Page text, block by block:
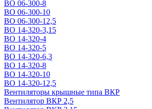
ВО 06-300-8
ВО 06-300-10
ВО 06-300-12,5
ВО 14-320-3,15
ВО 14-320-4
ВО 14-320-5
ВО 14-320-6,3
ВО 14-320-8
ВО 14-320-10
ВО 14-320-12,5
Вентиляторы крышные типа ВКР
Вентилятор ВКР 2,5